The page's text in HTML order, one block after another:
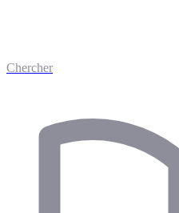
Chercher